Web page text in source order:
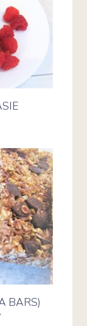
BARS)